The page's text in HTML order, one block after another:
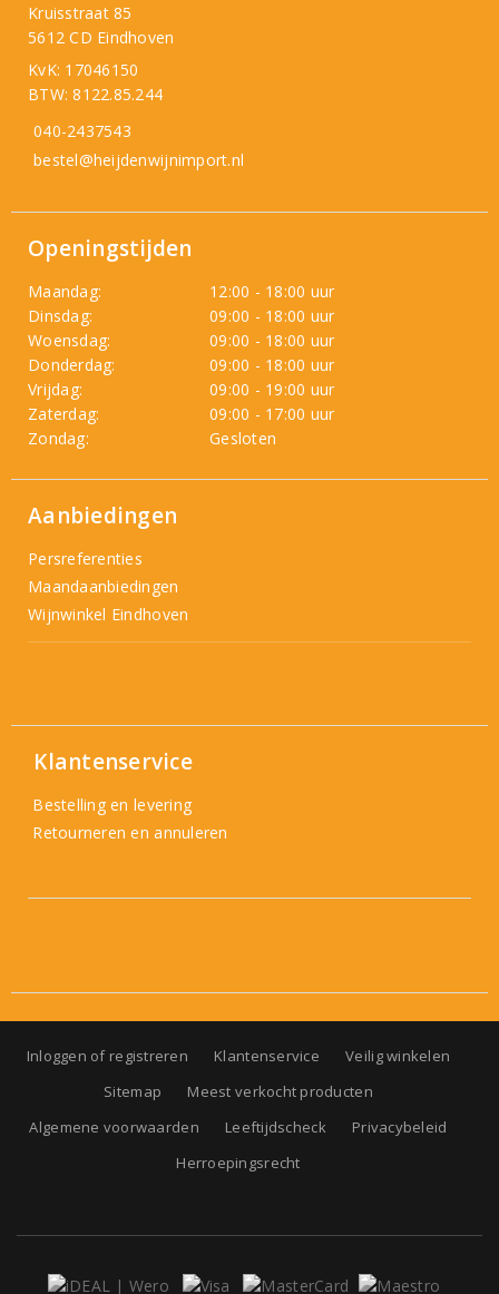
Kruisstraat 85
5612 CD Eindhoven
KvK: 17046150
BTW: 8122.85.244
040-2437543
bestel@heijdenwijnimport.nl
Openingstijden
Maandag:
12:00 - 18:00 uur
Dinsdag:
09:00 - 18:00 uur
Woensdag:
09:00 - 18:00 uur
Donderdag:
09:00 - 18:00 uur
Vrijdag:
09:00 - 19:00 uur
Zaterdag:
09:00 - 17:00 uur
Zondag:
Gesloten
Aanbiedingen
Persreferenties
Maandaanbiedingen
Wijnwinkel Eindhoven
Klantenservice
Bestelling en levering
Retourneren en annuleren
Inloggen of registreren Klantenservice
Veilig winkelen
Sitemap
Meest verkocht producten
Algemene voorwaarden
Leeftijdscheck
Privacybeleid
Herroepingsrecht